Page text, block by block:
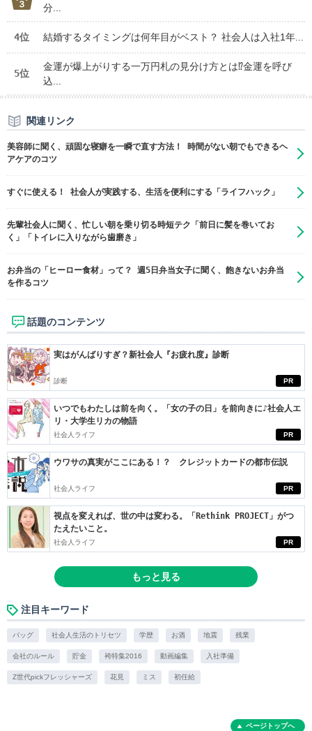
分...
4位 結婚するタイミングは何年目がベスト？ 社会人は入社1年...
5位
金運が爆上がりする一万円札の見分け方とは⁉金運を呼び
込...
関連リンク
美容師に聞く、頑固な寝癖を一瞬で直す方法！ 時間がない朝でもできるヘ
アケアのコツ
すぐに使える！ 社会人が実践する、生活を便利にする「ライフハック」
先輩社会人に聞く、忙しい朝を乗り切る時短テク「前日に髪を巻いてお
く」「トイレに入りながら歯磨き」
お弁当の「ヒーロー食材」って？ 週5日弁当女子に聞く、飽きないお弁当
を作るコツ
話題のコンテンツ
PR
実はがんばりすぎ？新社会人『お疲れ度』診断
診断
PR
いつでもわたしは前を向く。「女の子の日」を前向きに♪社会人エ
リ・大学生リカの物語
社会人ライフ
PR
ウワサの真実がここにある！？ クレジットカードの都市伝説
社会人ライフ
PR
視点を変えれば、世の中は変わる。「Rethink PROJECT」がつ
たえたいこと。
社会人ライフ
もっと見る
注目キーワード
バッグ 社会人生活のトリセツ 学歴 お酒 地震 残業
会社のルール 貯金 袴特集2016 動画編集 入社準備
Z世代pickフレッシャーズ 花見 ミス 初任給
ページトップへ